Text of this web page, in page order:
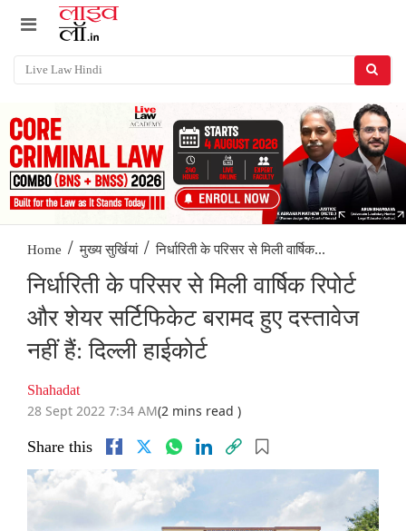
Home / मुख्य सुर्खियां / निर्धारिती के परिसर से मिली वार्षिक...
निर्धारिती के परिसर से मिली वार्षिक रिपोर्ट
और शेयर सर्टिफिकेट बरामद हुए दस्तावेज
नहीं हैं: दिल्ली हाईकोर्ट
Shahadat
28 Sept 2022 7:34 AM(2 mins read )
Share this